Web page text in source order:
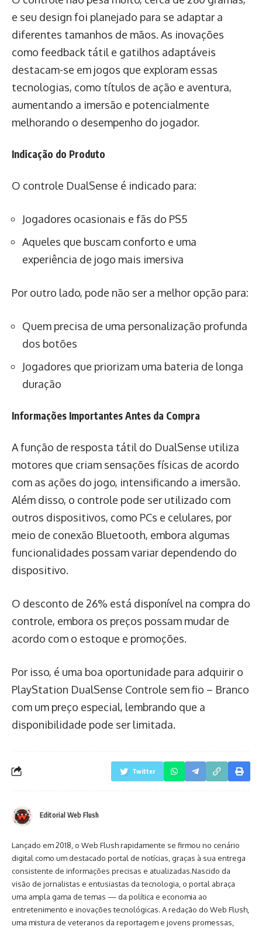
e seu design foi planejado para se adaptar a
diferentes tamanhos de mãos. As inovações
como feedback tátil e gatilhos adaptáveis
destacam-se em jogos que exploram essas
tecnologias, como títulos de ação e aventura,
aumentando a imersão e potencialmente
melhorando o desempenho do jogador.
Indicação do Produto
O controle DualSense é indicado para:
Jogadores ocasionais e fãs do PS5
Aqueles que buscam conforto e uma
experiência de jogo mais imersiva
Por outro lado, pode não ser a melhor opção para:
Quem precisa de uma personalização profunda
dos botões
Jogadores que priorizam uma bateria de longa
duração
Informações Importantes Antes da Compra
A função de resposta tátil do DualSense utiliza
motores que criam sensações físicas de acordo
com as ações do jogo, intensificando a imersão.
Além disso, o controle pode ser utilizado com
outros dispositivos, como PCs e celulares, por
meio de conexão Bluetooth, embora algumas
funcionalidades possam variar dependendo do
dispositivo.
O desconto de 26% está disponível na compra do
controle, embora os preços possam mudar de
acordo com o estoque e promoções.
Por isso, é uma boa oportunidade para adquirir o
PlayStation DualSense Controle sem fio – Branco
com um preço especial, lembrando que a
disponibilidade pode ser limitada.
Twitter
Editorial Web Flush
Lançado em 2018, o Web Flush rapidamente se firmou no cenário
digital como um destacado portal de notícias, graças à sua entrega
consistente de informações precisas e atualizadas.Nascido da
visão de jornalistas e entusiastas da tecnologia, o portal abraça
uma ampla gama de temas — da política e economia ao
entretenimento e inovações tecnológicas. A redação do Web Flush,
uma mistura de veteranos da reportagem e jovens promessas,